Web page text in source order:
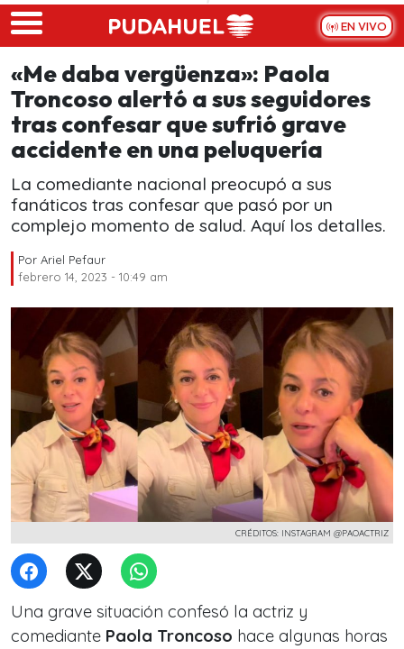
Skip to main content
EN VIVO
«Me daba vergüenza»: Paola
Troncoso alertó a sus seguidores
tras confesar que sufrió grave
accidente en una peluquería
La comediante nacional preocupó a sus
fanáticos tras confesar que pasó por un
complejo momento de salud. Aquí los detalles.
Por Ariel Pefaur
febrero 14, 2023 - 10:49 am
CRÉDITOS: INSTAGRAM @PAOACTRIZ
Una grave situación confesó la actriz y
comediante Paola Troncoso hace algunas horas